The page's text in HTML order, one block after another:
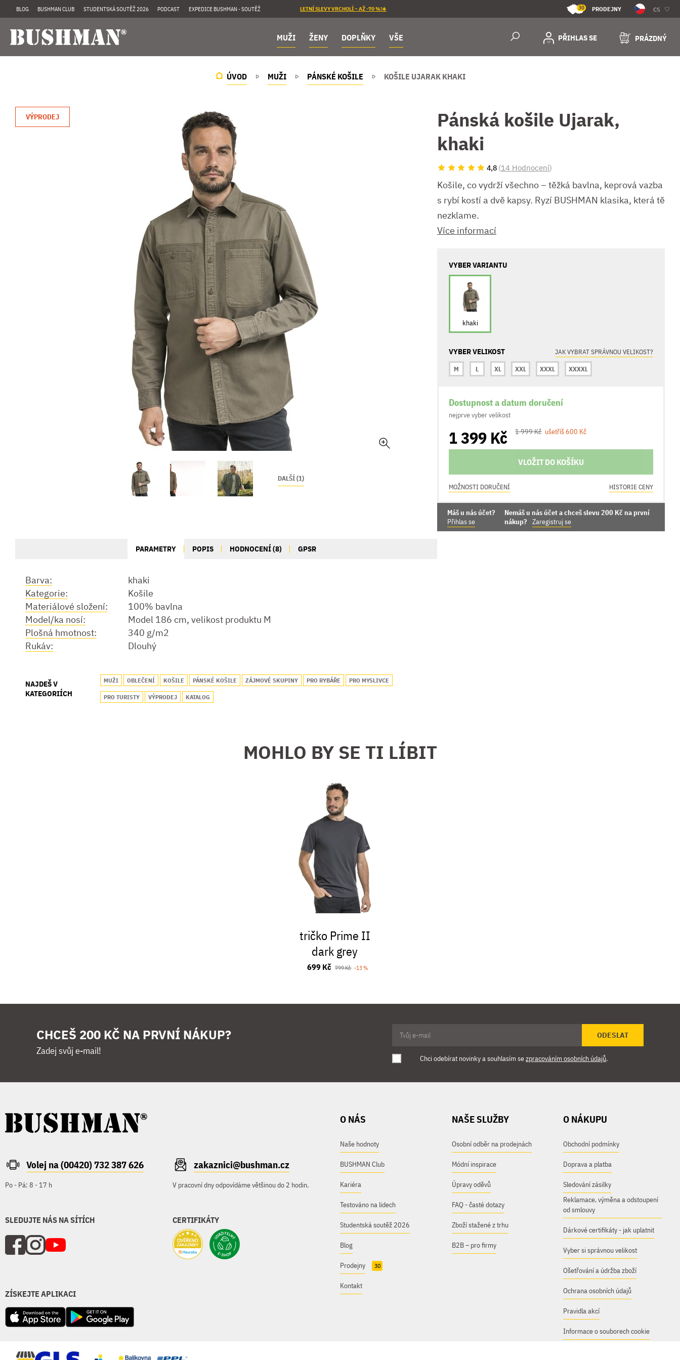
BLOG BUSHMAN CLUB STUDENTSKÁ SOUTĚŽ 2026 PODCAST EXPEDICE BUSHMAN - SOUTĚŽ LETNÍ SLEVY VRCHOLÍ – AŽ -70 %!☀️ 30 PRODEJNY CS
MUŽI ŽENY DOPLŇKY VŠE PŘIHLAS SE PRÁZDNÝ
ÚVOD MUŽI PÁNSKÉ KOŠILE KOŠILE UJARAK KHAKI
VÝPRODEJ
DALŠÍ (1)
Pánská košile Ujarak,
khaki
4,8 (14 Hodnocení)
Košile, co vydrží všechno – těžká bavlna, keprová vazba
s rybí kostí a dvě kapsy. Ryzí BUSHMAN klasika, která tě
nezklame.
Více informací
VYBER VARIANTU
khaki
VYBER VELIKOST
JAK VYBRAT SPRÁVNOU VELIKOST?
M
L XL XXL XXXL XXXXL
Dostupnost a datum doručení
nejprve vyber velikost
1 399 Kč 1 999 Kč ušetříš 600 Kč
VLOŽIT DO KOŠÍKU
MOŽNOSTI DORUČENÍ HISTORIE CENY
Máš u nás účet?
Přihlas se
Nemáš u nás účet a chceš slevu 200 Kč na první
nákup?
Zaregistruj se
PARAMETRY POPIS HODNOCENÍ (8) GPSR
Barva:
khaki
Kategorie:
Košile
Materiálové složení:
100% bavlna
Model/ka nosí:
Model 186 cm, velikost produktu M
Plošná hmotnost:
340 g/m2
Rukáv:
Dlouhý
NAJDEŠ V
KATEGORIÍCH
MUŽI OBLEČENÍ KOŠILE PÁNSKÉ KOŠILE ZÁJMOVÉ SKUPINY PRO RYBÁŘE PRO MYSLIVCE
PRO TURISTY VÝPRODEJ KATALOG
MOHLO BY SE TI LÍBIT
tričko Prime II
dark grey
699 Kč 799 Kč -13 %
CHCEŠ 200 KČ NA PRVNÍ NÁKUP?
Zadej svůj e-mail!
ODESLAT
Chci odebírat novinky a souhlasím sezpracováním osobních údajů.
Volej na (00420) 732 387 626
Po - Pá: 8 - 17 h
zakaznici@bushman.cz
V pracovní dny odpovídáme většinou do 2 hodin.
SLEDUJTE NÁS NA SÍTÍCH CERTIFIKÁTY
ZÍSKEJTE APLIKACI
O NÁS
Naše hodnoty
BUSHMAN Club
Kariéra
Testováno na lidech
Studentská soutěž 2026
Blog
Prodejny 30
Kontakt
NAŠE SLUŽBY
Osobní odběr na prodejnách
Módní inspirace
Úpravy oděvů
FAQ - časté dotazy
Zboží stažené z trhu
B2B – pro firmy
O NÁKUPU
Obchodní podmínky
Doprava a platba
Sledování zásilky
Reklamace, výměna a odstoupení
od smlouvy
Dárkové certifikáty - jak uplatnit
Vyber si správnou velikost
Ošetřování a údržba zboží
Ochrana osobních údajů
Pravidla akcí
Informace o souborech cookie